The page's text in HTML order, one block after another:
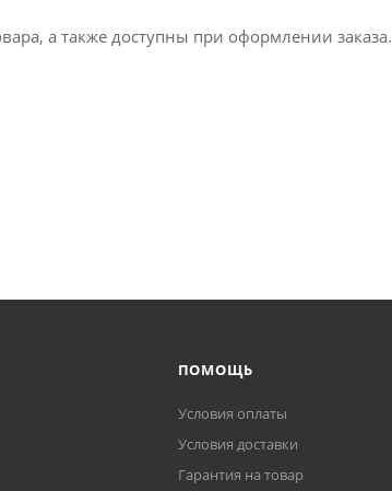
а также доступны при оформлении заказа.
ПОМОЩЬ
Условия оплаты
Условия доставки
Гарантия на товар